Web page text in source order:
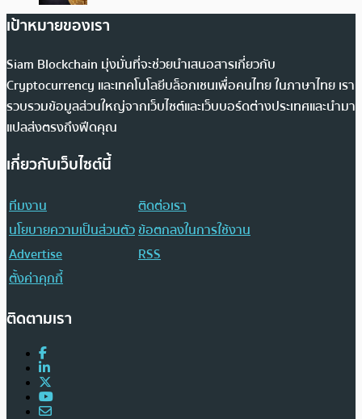
เป้าหมายของเรา
Siam Blockchain มุ่งมั่นที่จะช่วยนำเสนอสารเกี่ยวกับ
Cryptocurrency และเทคโนโลยีบล็อกเชนเพื่อคนไทย ในภาษาไทย เรา
รวบรวมข้อมูลส่วนใหญ่จากเว็บไซต์และเว็บบอร์ดต่างประเทศและนำมา
แปลส่งตรงถึงฟีดคุณ
เกี่ยวกับเว็บไซต์นี้
ทีมงาน
ติดต่อเรา
นโยบายความเป็นส่วนตัวข้อตกลงในการใช้งาน
Advertise
RSS
ตั้งค่าคุกกี้
ติดตามเรา